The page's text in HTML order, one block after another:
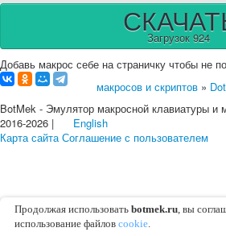
Загрузок 924
Добавь макрос себе на страничку чтобы не
макросов и скриптов »
BotMek - Эмулятор макросной клавиатуры
2016-2026 |
English
Карта сайта Соглашение с пользователем